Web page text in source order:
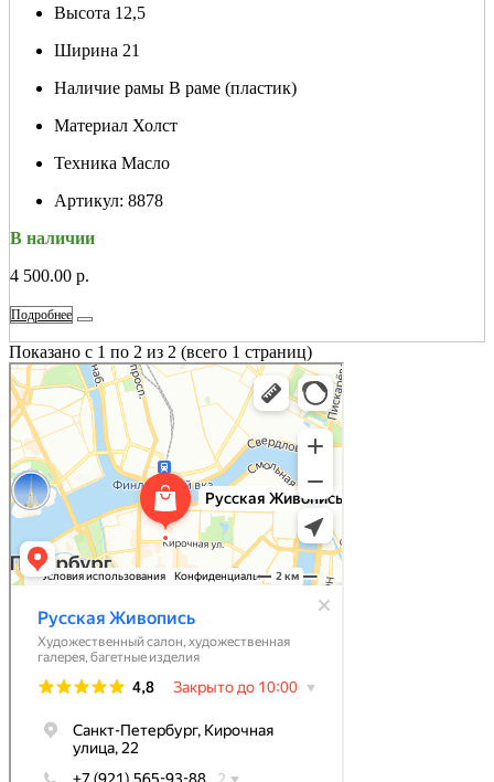
Высота 12,5
Ширина 21
Наличие рамы В раме (пластик)
Материал Холст
Техника Масло
Артикул: 8878
В наличии
4 500.00 р.
Подробнее
Показано с 1 по 2 из 2 (всего 1 страниц)